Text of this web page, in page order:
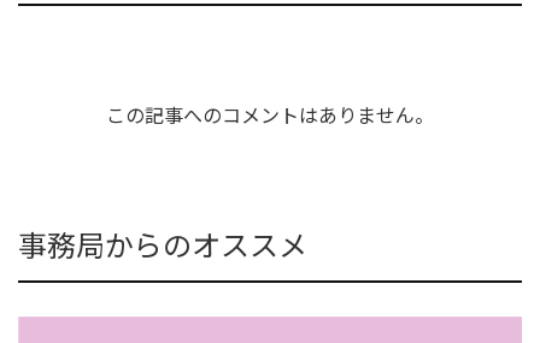
この記事へのコメントはありません。
事務局からのオススメ